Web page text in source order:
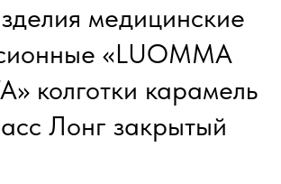
медицинские
«LUOMMA
колготки карамель
Лонг закрытый